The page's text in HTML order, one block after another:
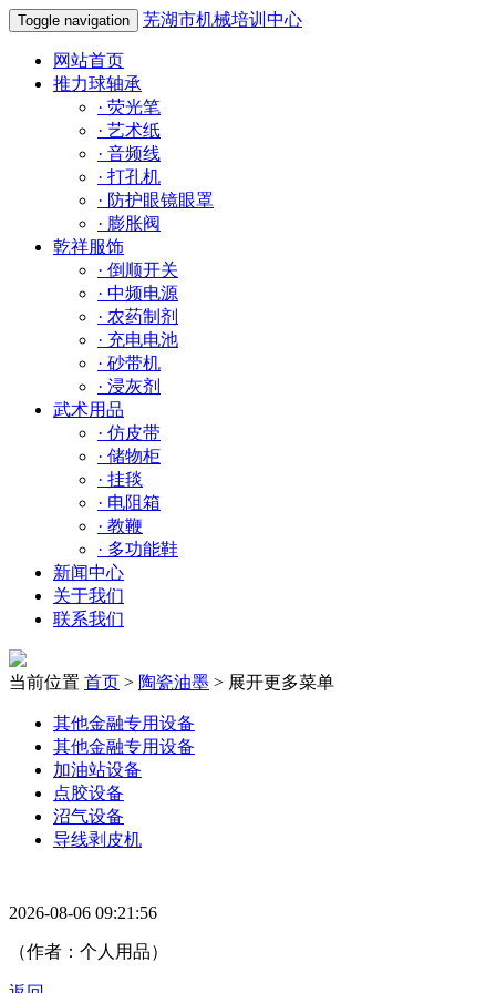
Toggle navigation 芜湖市机械培训中心
网站首页
推力球轴承
· 荧光笔
· 艺术纸
· 音频线
· 打孔机
· 防护眼镜眼罩
· 膨胀阀
乾祥服饰
· 倒顺开关
· 中频电源
· 农药制剂
· 充电电池
· 砂带机
· 浸灰剂
武术用品
· 仿皮带
· 储物柜
· 挂毯
· 电阻箱
· 教鞭
· 多功能鞋
新闻中心
关于我们
联系我们
当前位置 首页 > 陶瓷油墨 > 展开更多菜单
其他金融专用设备
其他金融专用设备
加油站设备
点胶设备
沼气设备
导线剥皮机
2026-08-06 09:21:56
（作者：个人用品）